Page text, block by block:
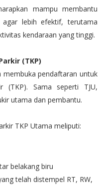
mampu membantu
lebih efektif, terutama
kendaraan yang tinggi.
(TKP)
membuka pendaftaran untuk
(TKP). Sama seperti TJU,
utama dan pembantu.
TKP Utama meliputi:
belakang biru
telah distempel RT, RW,